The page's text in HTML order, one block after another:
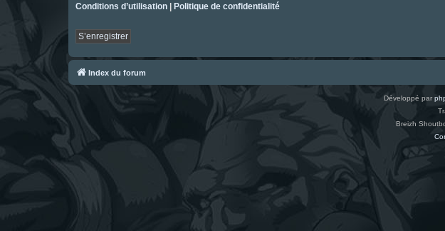
Conditions d’utilisation | Politique de confidentialité
S’enregistrer
Index du forum
Développé par
Breizh